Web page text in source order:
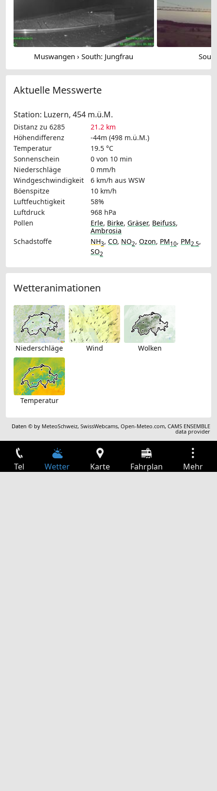
Muswangen › South: Jungfrau
Aktuelle Messwerte
Station: Luzern, 454 m.ü.M.
Distanz zu 6285
21.2 km
Höhendifferenz
-44m (498 m.ü.M.)
Temperatur
19.5 °C
Sonnenschein
0 von 10 min
Niederschläge
0 mm/h
Windgeschwindigkeit
6 km/h aus WSW
Böenspitze
10 km/h
Luftfeuchtigkeit
58%
Luftdruck
968 hPa
Pollen
Erle, Birke, Gräser, Beifuss,
Ambrosia
Schadstoffe
NH3, CO, NO2, Ozon, PM10, PM2.5,
SO2
Wetteranimationen
Niederschläge Wind Wolken
Temperatur
Daten © by MeteoSchweiz,SwissWebcams,Open-Meteo.com,CAMS ENSEMBLE
data provider
Tel Wetter Karte Fahrplan Mehr